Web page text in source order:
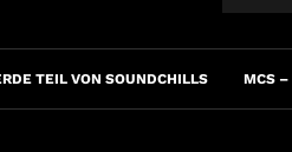
TEIL VON SOUNDCHILLS MCS –